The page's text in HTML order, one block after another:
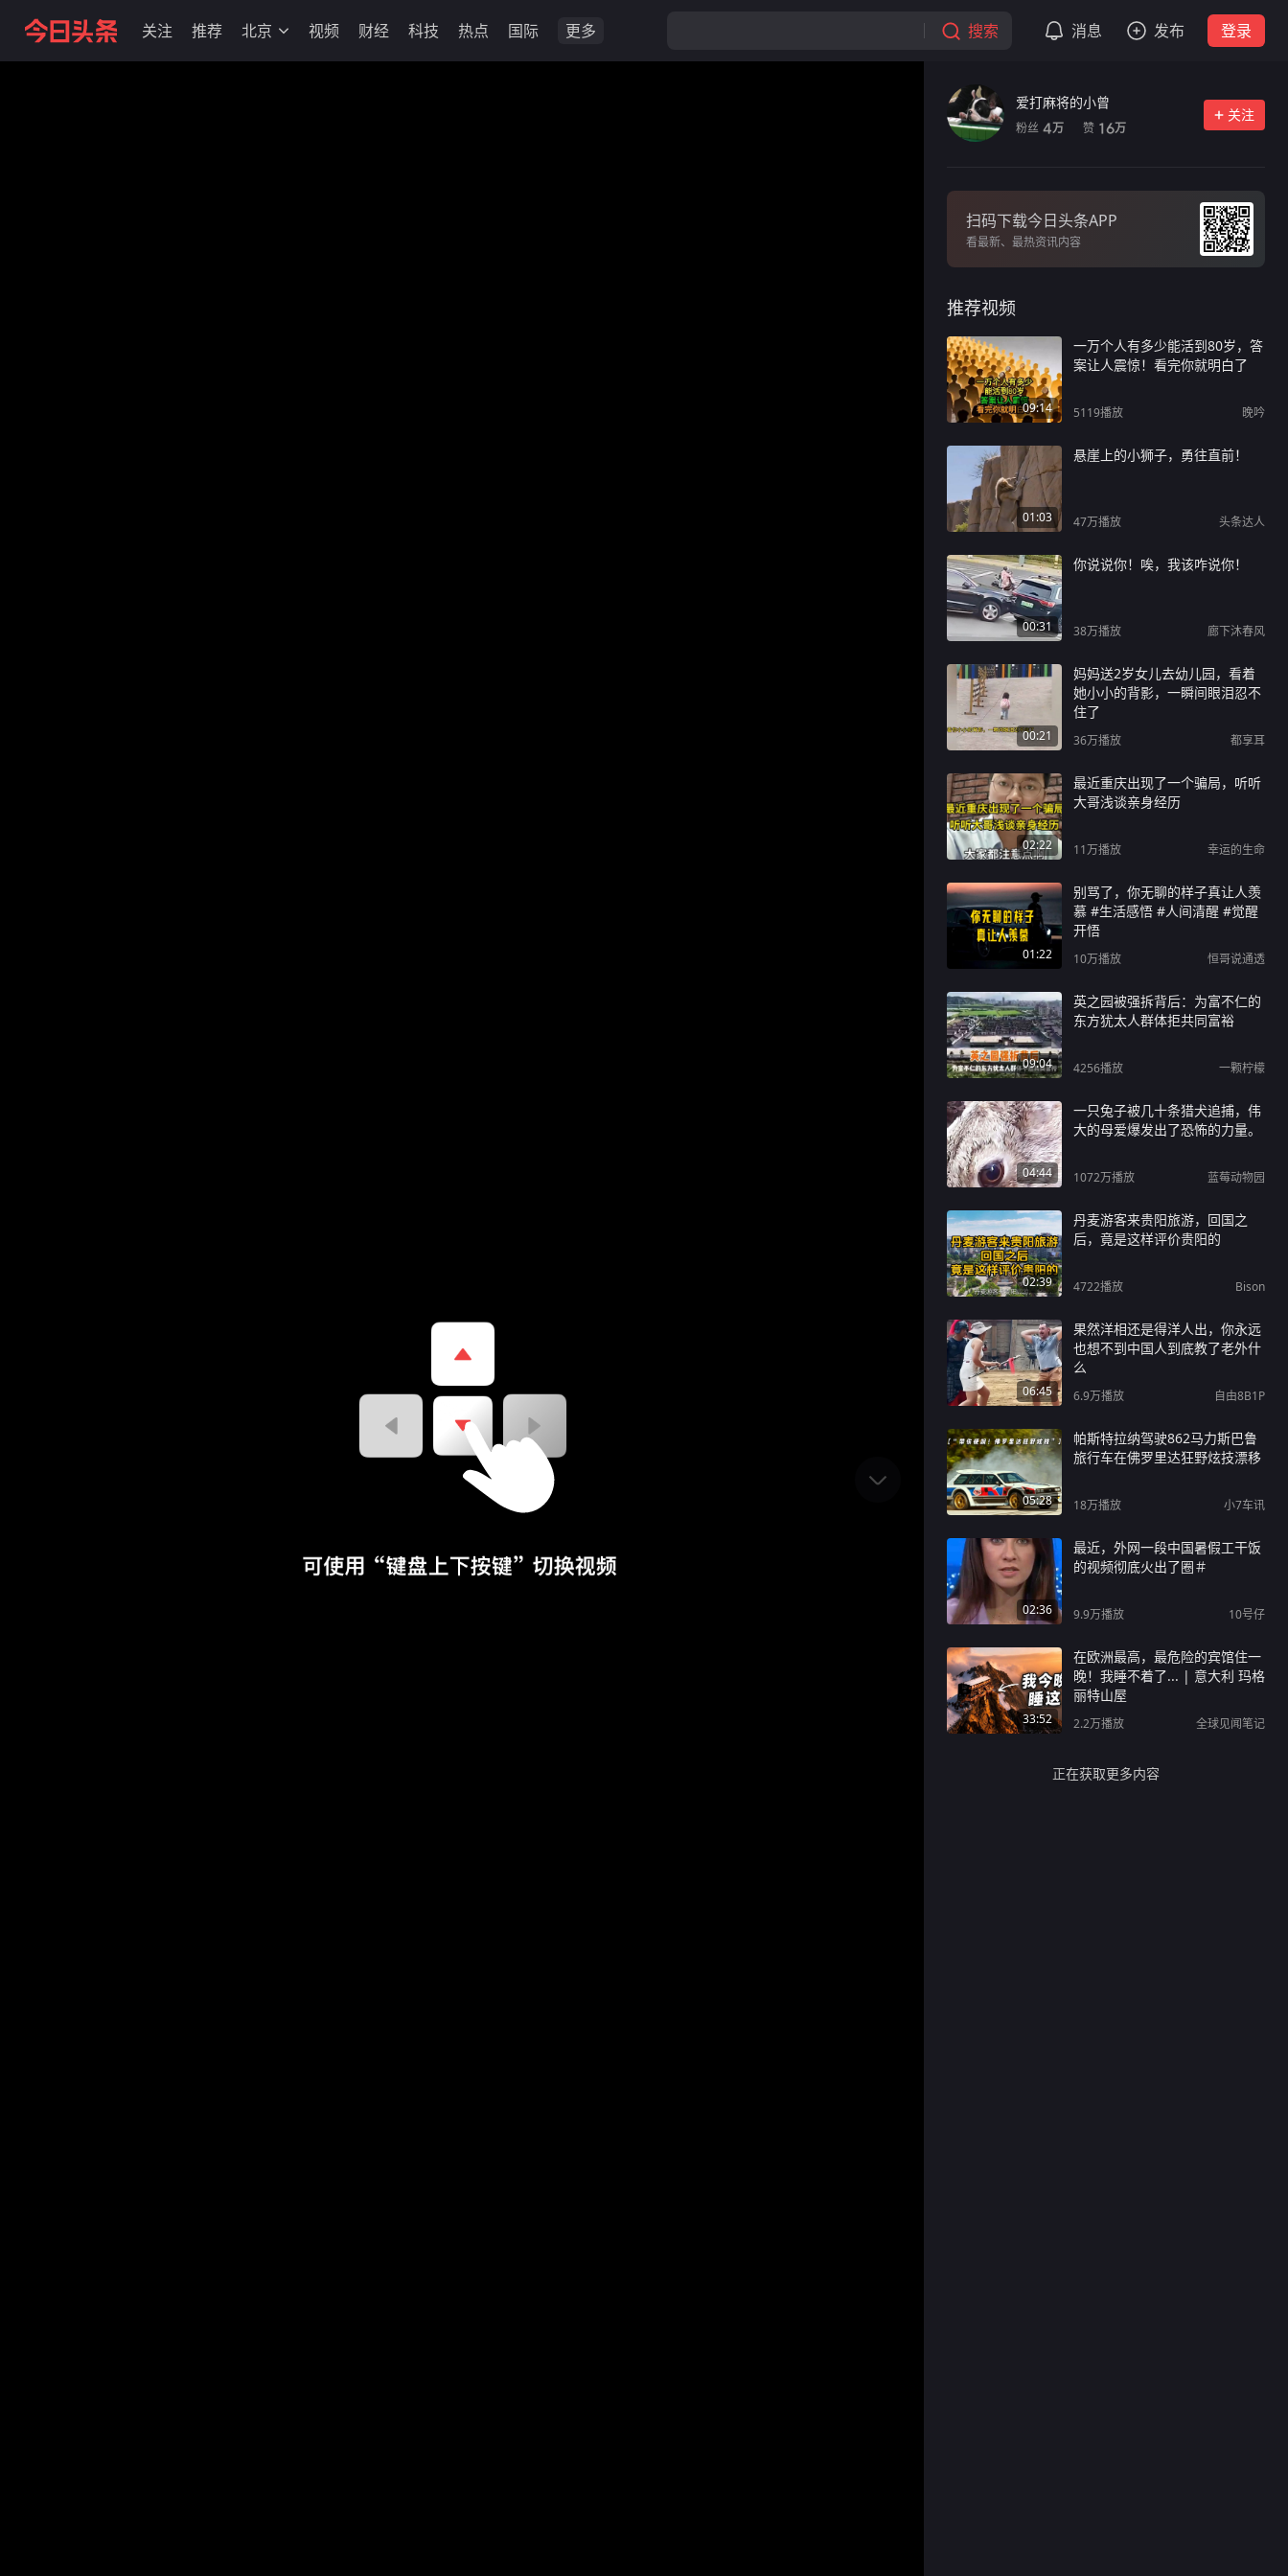
关注 推荐 北京 视频 财经 科技 热点 国际 更多 搜索 消息 发布 登录
爱打麻将的小曾
粉丝 4万 赞 16万
关注
扫码下载今日头条APP
看最新、最热资讯内容
推荐视频
09:14
一万个人有多少能活到80岁，答
案让人震惊！看完你就明白了
5119播放 晚吟
01:03
悬崖上的小狮子，勇往直前！
47万播放 头条达人
00:31
你说说你！唉，我该咋说你！
38万播放 廊下沐春风
00:21
妈妈送2岁女儿去幼儿园，看着
她小小的背影，一瞬间眼泪忍不
住了
36万播放 都享耳
02:22
最近重庆出现了一个骗局，听听
大哥浅谈亲身经历
11万播放 幸运的生命
01:22
别骂了，你无聊的样子真让人羡
慕 #生活感悟 #人间清醒 #觉醒
开悟
10万播放 恒哥说通透
09:04
英之园被强拆背后：为富不仁的
东方犹太人群体拒共同富裕
4256播放 一颗柠檬
04:44
一只兔子被几十条猎犬追捕，伟
大的母爱爆发出了恐怖的力量。
1072万播放 蓝莓动物园
02:39
丹麦游客来贵阳旅游，回国之
后，竟是这样评价贵阳的
4722播放 Bison
06:45
果然洋相还是得洋人出，你永远
也想不到中国人到底教了老外什
么
6.9万播放 自由8B1P
05:28
帕斯特拉纳驾驶862马力斯巴鲁
旅行车在佛罗里达狂野炫技漂移
18万播放 小7车讯
02:36
最近，外网一段中国暑假工干饭
的视频彻底火出了圈＃
9.9万播放 10号仔
33:52
在欧洲最高，最危险的宾馆住一
晚！我睡不着了... | 意大利 玛格
丽特山屋
2.2万播放 全球见闻笔记
正在获取更多内容